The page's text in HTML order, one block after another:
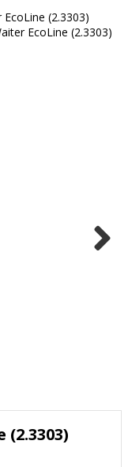
(2.3303)
EcoLine (2.3303)